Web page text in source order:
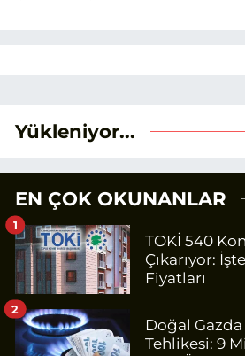
Yükleniyor...
EN ÇOK OKUNANLAR
TOKİ 540
Çıkarıyor:
Fiyatları
1
Doğal
Tehlikesi: 9
2